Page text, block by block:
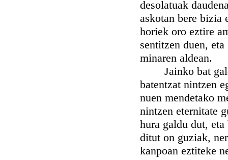
desolatuak
askotan bere bizia
horiek oro eztire
sentitzen duen,
minaren aldean.
Jainko bat
batentzat nintzen
nuen mendetako
nintzen eternitate
hura galdu dut,
ditut on guziak,
kanpoan eztiteke